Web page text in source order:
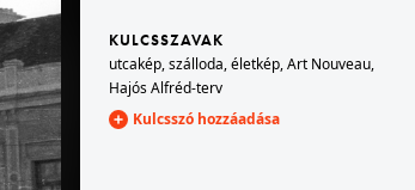
II. · Hármashatárhegyi repülőtér
R-15 Koma vitorlázó repülőgép, háttérben a Csúcshegy.
KULCSSZAVAK
utcakép,szálloda,életkép,Art Nouveau,
Hajós Alfréd-terv
Kulcsszó hozzáadása